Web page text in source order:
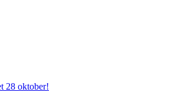
28 oktober!